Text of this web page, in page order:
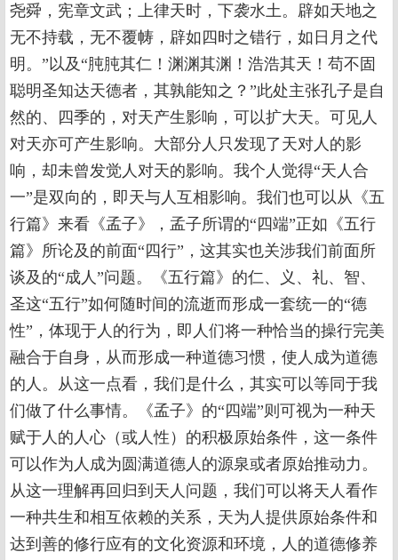
尧舜，宪章文武；上律天时，下袭水土。辟如天地之
无不持载，无不覆帱，辟如四时之错行，如日月之代
明。”以及“肫肫其仁！渊渊其渊！浩浩其天！苟不固
聪明圣知达天德者，其孰能知之？”此处主张孔子是自
然的、四季的，对天产生影响，可以扩大天。可见人
对天亦可产生影响。大部分人只发现了天对人的影
响，却未曾发觉人对天的影响。我个人觉得“天人合
一”是双向的，即天与人互相影响。我们也可以从《五
行篇》来看《孟子》，孟子所谓的“四端”正如《五行
篇》所论及的前面“四行”，这其实也关涉我们前面所
谈及的“成人”问题。《五行篇》的仁、义、礼、智、
圣这“五行”如何随时间的流逝而形成一套统一的“德
性”，体现于人的行为，即人们将一种恰当的操行完美
融合于自身，从而形成一种道德习惯，使人成为道德
的人。从这一点看，我们是什么，其实可以等同于我
们做了什么事情。《孟子》的“四端”则可视为一种天
赋于人的人心（或人性）的积极原始条件，这一条件
可以作为人成为圆满道德人的源泉或者原始推动力。
从这一理解再回归到天人问题，我们可以将天人看作
一种共生和相互依赖的关系，天为人提供原始条件和
达到善的修行应有的文化资源和环境，人的道德修养